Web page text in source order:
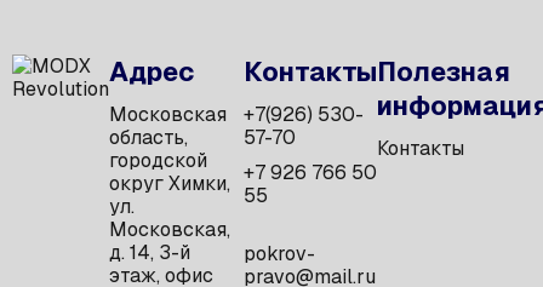
Адрес
Московская
область,
городской
округ Химки,
ул.
Московская,
д. 14, 3-й
этаж, офис
Контакты
+7(926) 530-
57-70
+7 926 766 50
55
pokrov-
pravo@mail.ru
Полезная
Контакты